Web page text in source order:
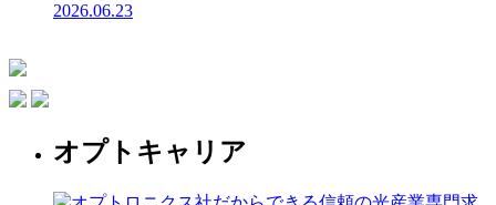
2026.06.23
オプトキャリア